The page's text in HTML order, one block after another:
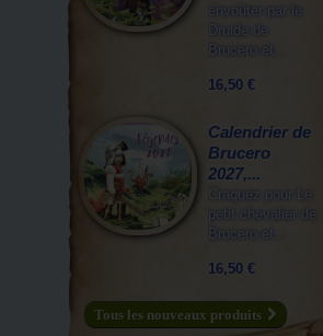
envoûter par le
Druide de
Brucero et...
16,50 €
Calendrier de
Brucero
2027,...
Craquez pour Le
petit chevalier de
Brucero et...
16,50 €
Tous les nouveaux produits